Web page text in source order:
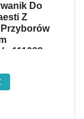
Do
Z
111082